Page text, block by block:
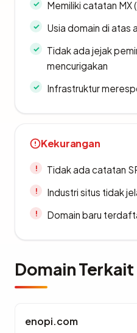
Memiliki catatan MX
Usia domain di atas
Tidak ada jejak
mencurigakan
Infrastruktur
Kekurangan
Tidak ada catatan
Industri situs tidak
Domain baru
Domain Terkait
enopi.com